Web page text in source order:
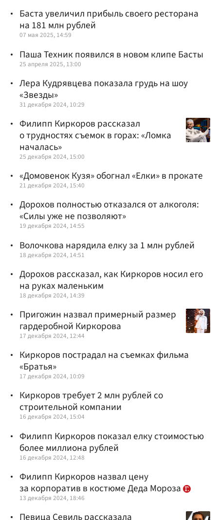
Баста увеличил прибыль своего ресторана
на 181 млн рублей
07 мая 2025, 14:59
Паша Техник появился в новом клипе Басты
25 апреля 2025, 13:00
Лера Кудрявцева показала грудь на шоу
«Звезды»
31 декабря 2024, 10:29
Филипп Киркоров рассказал
о трудностях съемок в горах: «Ломка
началась»
25 декабря 2024, 15:00
«Домовенок Кузя» обогнал «Елки» в прокате
21 декабря 2024, 15:40
Дорохов полностью отказался от алкоголя:
«Силы уже не позволяют»
19 декабря 2024, 14:55
Волочкова нарядила елку за 1 млн рублей
18 декабря 2024, 14:51
Дорохов рассказал, как Киркоров носил его
на руках маленьким
18 декабря 2024, 14:39
Пригожин назвал примерный размер
гардеробной Киркорова
17 декабря 2024, 12:44
Киркоров пострадал на съемках фильма
«Братья»
17 декабря 2024, 10:09
Киркоров требует 2 млн рублей со
строительной компании
16 декабря 2024, 15:04
Филипп Киркоров показал елку стоимостью
более миллиона рублей
16 декабря 2024, 12:48
Филипп Киркоров назвал цену
за корпоратив в костюме Деда Мороза
13 декабря 2024, 18:46
Певица Севиль рассказала